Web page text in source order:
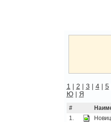
1 | 2 | 3 | 4| 5
Ю| Я
#
1.